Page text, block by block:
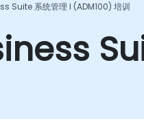
Suite 系统管理 I (ADM100) 培训